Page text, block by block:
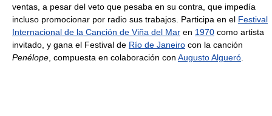
ventas, a pesar del veto que pesaba en su contra, que impedía
incluso promocionar por radio sus trabajos. Participa en el Festival
Internacional de la Canción de Viña del Mar en 1970 como artista
invitado, y gana el Festival de Río de Janeiro con la canción
Penélope, compuesta en colaboración con Augusto Algueró.